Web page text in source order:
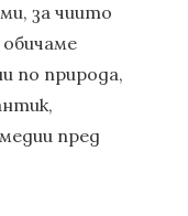
за чиито
по природа,
пред